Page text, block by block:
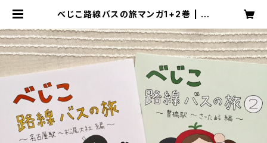
べじこ路線バスの旅マンガ1+2巻 | べ